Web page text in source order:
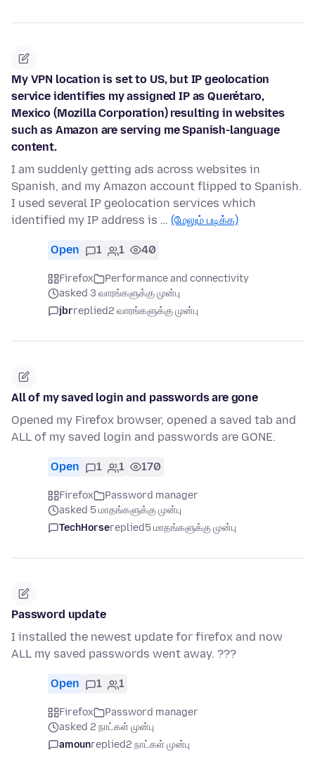
My VPN location is set to US, but IP geolocation
service identifies my assigned IP as Querétaro,
Mexico (Mozilla Corporation) resulting in websites
such as Amazon are serving me Spanish-language
content.
I am suddenly getting ads across websites in
Spanish, and my Amazon account flipped to Spanish.
I used several IP geolocation services which
identified my IP address is … (மேலும் படிக்க)
Open 1 1 40
Firefox
Performance and connectivity
asked 3 வாரங்களுக்கு முன்பு
jbrreplied2 வாரங்களுக்கு முன்பு
All of my saved login and passwords are gone
Opened my Firefox browser, opened a saved tab and
ALL of my saved login and passwords are GONE.
Open 1 1 170
Firefox
Password manager
asked 5 மாதங்களுக்கு முன்பு
TechHorsereplied5 மாதங்களுக்கு முன்பு
Password update
I installed the newest update for firefox and now
ALL my saved passwords went away. ???
Open 1 1
Firefox
Password manager
asked 2 நாட்கள் முன்பு
amounreplied2 நாட்கள் முன்பு